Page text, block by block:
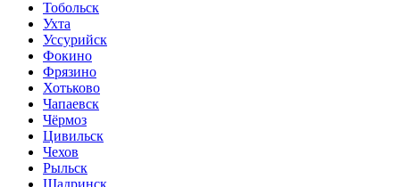
Тобольск
Ухта
Уссурийск
Фокино
Фрязино
Хотьково
Чапаевск
Чёрмоз
Цивильск
Чехов
Рыльск
Шадринск